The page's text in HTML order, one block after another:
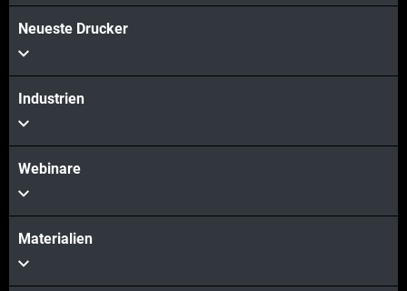
Neueste Drucker
Industrien
Webinare
Materialien